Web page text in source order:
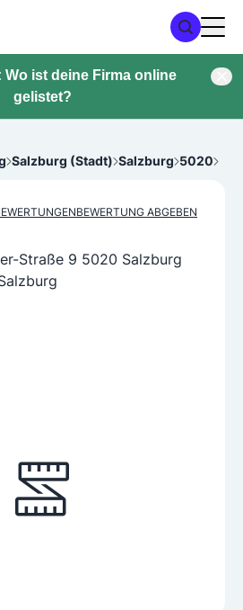
Wo ist deine Firma online
gelistet?
Salzburg (Stadt) Salzburg 5020
BEWERTUNG ABGEBEN
Straße 9 5020 Salzburg